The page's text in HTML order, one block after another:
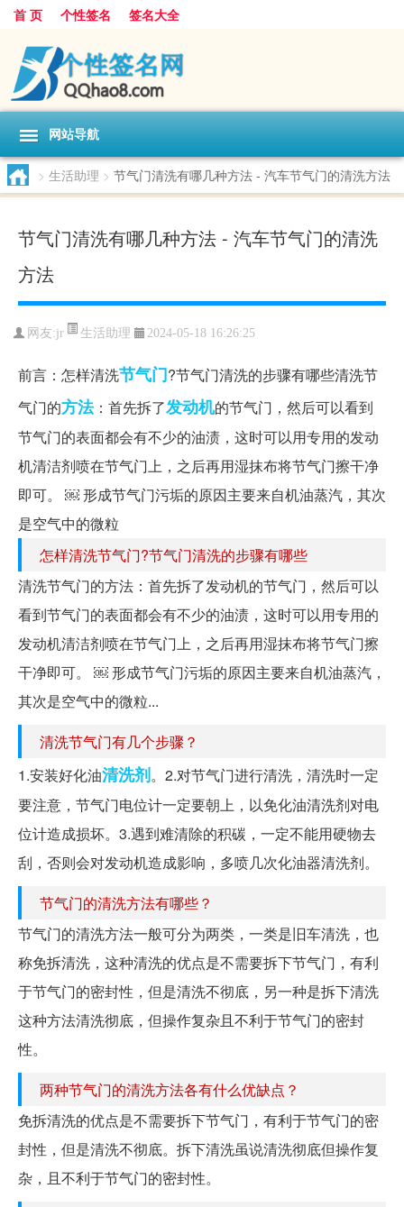
首 页 个性签名 签名大全
网站导航
> 生活助理 > 节气门清洗有哪几种方法 - 汽车节气门的清洗方法
节气门清洗有哪几种方法 - 汽车节气门的清洗
方法
网友:jr 生活助理 2024-05-18 16:26:25
前言：怎样清洗节气门?节气门清洗的步骤有哪些清洗节
气门的方法：首先拆了发动机的节气门，然后可以看到
节气门的表面都会有不少的油渍，这时可以用专用的发动
机清洁剂喷在节气门上，之后再用湿抹布将节气门擦干净
即可。 ￼ 形成节气门污垢的原因主要来自机油蒸汽，其次
是空气中的微粒
怎样清洗节气门?节气门清洗的步骤有哪些
清洗节气门的方法：首先拆了发动机的节气门，然后可以
看到节气门的表面都会有不少的油渍，这时可以用专用的
发动机清洁剂喷在节气门上，之后再用湿抹布将节气门擦
干净即可。 ￼ 形成节气门污垢的原因主要来自机油蒸汽，
其次是空气中的微粒...
清洗节气门有几个步骤？
1.安装好化油清洗剂。2.对节气门进行清洗，清洗时一定
要注意，节气门电位计一定要朝上，以免化油清洗剂对电
位计造成损坏。3.遇到难清除的积碳，一定不能用硬物去
刮，否则会对发动机造成影响，多喷几次化油器清洗剂。
节气门的清洗方法有哪些？
节气门的清洗方法一般可分为两类，一类是旧车清洗，也
称免拆清洗，这种清洗的优点是不需要拆下节气门，有利
于节气门的密封性，但是清洗不彻底，另一种是拆下清洗
这种方法清洗彻底，但操作复杂且不利于节气门的密封
性。
两种节气门的清洗方法各有什么优缺点？
免拆清洗的优点是不需要拆下节气门，有利于节气门的密
封性，但是清洗不彻底。拆下清洗虽说清洗彻底但操作复
杂，且不利于节气门的密封性。